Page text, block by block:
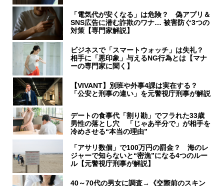
「電気代が安くなる」は危険？ 偽アプリ＆
SNS広告に潜む詐欺のワナ… 被害防ぐ3つの
対策【専門家解説】
ビジネスで「スマートウォッチ」は失礼？
相手に「悪印象」与えるNG行為とは【マナ
ーの専門家に聞く】
【VIVANT】別班や外事4課は実在する？
「公安と刑事の違い」を元警視庁刑事が解説
デートの食事代「割り勘」でフラれた33歳
男性の落とし穴 「じゃあ半分で」が相手を
冷めさせる“本当の理由”
「アサリ数個」で100万円の罰金？ 海のレ
ジャーで知らないと“密漁”になる4つのルー
ル【元警視庁刑事が解説】
40～70代の男女に調査→《交際前のスキン